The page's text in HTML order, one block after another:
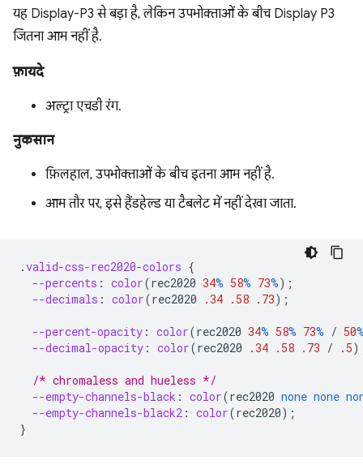
यह Display-P3 से बड़ा है, लेकिन उपभोक्ताओं के बीच Display P3
जितना आम नहीं है.
फ़ायदे
अल्ट्रा एचडी रंग.
नुकसान
फ़िलहाल, उपभोक्ताओं के बीच इतना आम नहीं है.
आम तौर पर, इसे हैंडहेल्ड या टैबलेट में नहीं देखा जाता.
.valid-css-rec2020-colors {
--percents : color(rec2020 34% 58% 73%);
--decimals : color(rec2020 .34 .58 .73);
--percent-opacity : color(rec2020 34% 58% 73% / 50
--decimal-opacity : color(rec2020 .34 .58 .73 / .5
/* chromaless and hueless */
--empty-channels-black : color(rec2020 none none
--empty-channels-black2 : color(rec2020);
}